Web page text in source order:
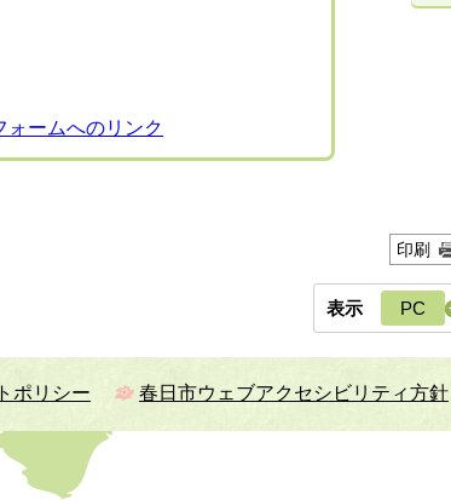
ームへのリンク
印刷
表示 PC
ポリシー 春日市ウェブアクセシビリティ方針